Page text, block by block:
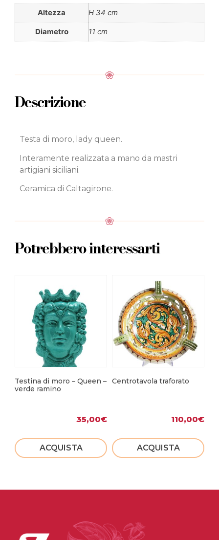
Altezza H 34 cm
Diametro 11 cm
Descrizione
Testa di moro, lady queen.
Interamente realizzata a mano da mastri
artigiani siciliani.
Ceramica di Caltagirone.
Potrebbero interessarti
Testina di moro – Queen –
verde ramino
35,00€
ACQUISTA
Centrotavola traforato
110,00€
ACQUISTA